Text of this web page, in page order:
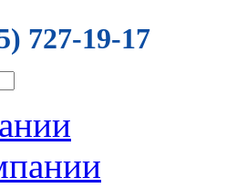
727-19-17